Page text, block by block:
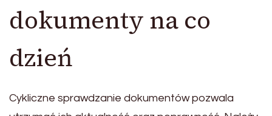
dokumenty na co
dzień
Cykliczne sprawdzanie dokumentów pozwala